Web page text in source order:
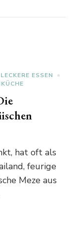
LECKERE ESSEN
hat oft als
feurige
Meze aus